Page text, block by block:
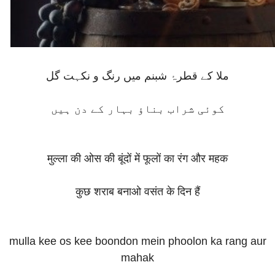
ملا کے قطرۂ شبنم میں رنگ و نکہت گل
کوئی شراب بناؤ بہار کے دن ہیں
मुल्ला की ओस की बूंदों में फूलों का रंग और महक
कुछ शराब बनाओ वसंत के दिन हैं
mulla kee os kee boondon mein phoolon ka rang aur
mahak